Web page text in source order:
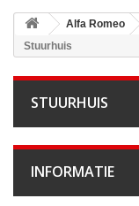
Alfa Romeo
Stuurhuis
STUURHUIS
INFORMATIE